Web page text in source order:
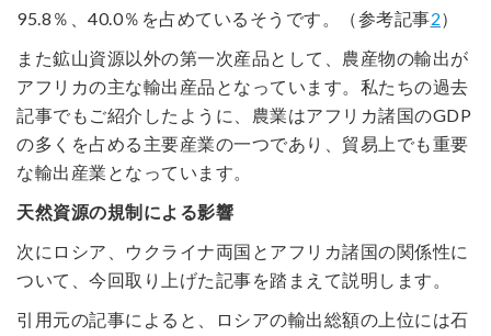
95.8％、40.0％を占めているそうです。（参考記事2）
また鉱山資源以外の第一次産品として、農産物の輸出が
アフリカの主な輸出産品となっています。私たちの過去
記事でもご紹介したように、農業はアフリカ諸国のGDP
の多くを占める主要産業の一つであり、貿易上でも重要
な輸出産業となっています。
天然資源の規制による影響
次にロシア、ウクライナ両国とアフリカ諸国の関係性に
ついて、今回取り上げた記事を踏まえて説明します。
引用元の記事によると、ロシアの輸出総額の上位には石